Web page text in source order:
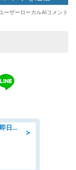
＞
営業/商社でのルート営業のお仕事/即日勤務可/車通勤可/営業